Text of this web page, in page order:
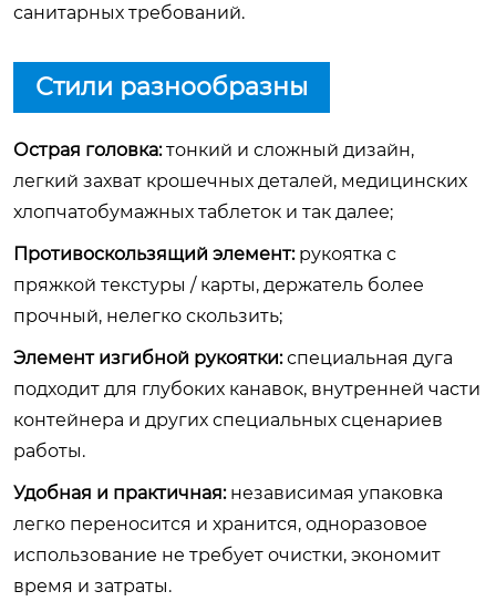
санитарных требований.
Стили разнообразны
Острая головка:тонкий и сложный дизайн,
легкий захват крошечных деталей, медицинских
хлопчатобумажных таблеток и так далее;
Противоскользящий элемент:рукоятка с
пряжкой текстуры / карты, держатель более
прочный, нелегко скользить;
Элемент изгибной рукоятки:специальная дуга
подходит для глубоких канавок, внутренней части
контейнера и других специальных сценариев
работы.
Удобная и практичная:независимая упаковка
легко переносится и хранится, одноразовое
использование не требует очистки, экономит
время и затраты.